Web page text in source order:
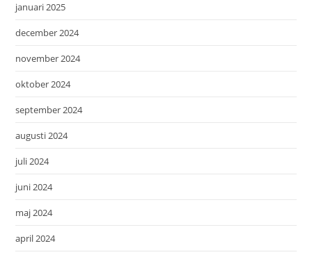
januari 2025
december 2024
november 2024
oktober 2024
september 2024
augusti 2024
juli 2024
juni 2024
maj 2024
april 2024